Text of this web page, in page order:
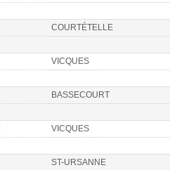
COURTÉTELLE
VICQUES
BASSECOURT
VICQUES
ST-URSANNE